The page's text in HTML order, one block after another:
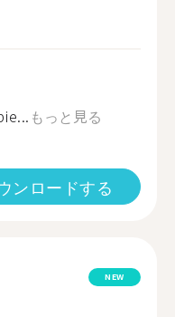
もっと見る
ンロードする
NEW